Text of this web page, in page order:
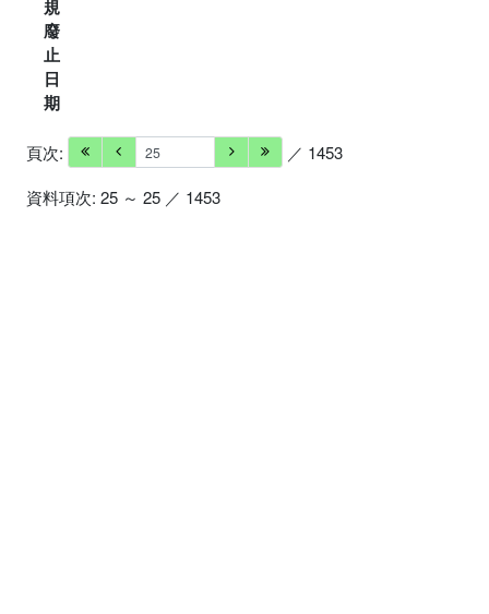
規
廢
止
日
期
頁次:
／ 1453
資料項次: 25 ～ 25 ／ 1453